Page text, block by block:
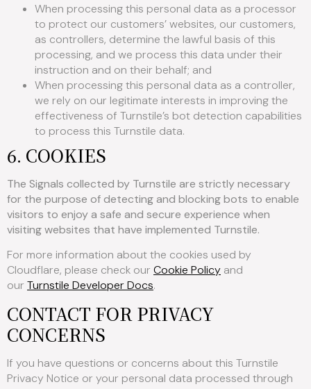
When processing this personal data as a processor
to protect our customers’ websites, our customers,
as controllers, determine the lawful basis of this
processing, and we process this data under their
instruction and on their behalf; and
When processing this personal data as a controller,
we rely on our legitimate interests in improving the
effectiveness of Turnstile’s bot detection capabilities
to process this Turnstile data.
6. COOKIES
The Signals collected by Turnstile are strictly necessary
for the purpose of detecting and blocking bots to enable
visitors to enjoy a safe and secure experience when
visiting websites that have implemented Turnstile.
For more information about the cookies used by
Cloudflare, please check our Cookie Policy and
our Turnstile Developer Docs.
CONTACT FOR PRIVACY
CONCERNS
If you have questions or concerns about this Turnstile
Privacy Notice or your personal data processed through